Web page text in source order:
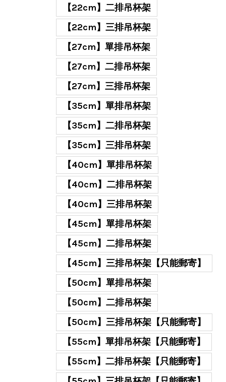
【22cm】二排吊杯架
【22cm】三排吊杯架
【27cm】單排吊杯架
【27cm】二排吊杯架
【27cm】三排吊杯架
【35cm】單排吊杯架
【35cm】二排吊杯架
【35cm】三排吊杯架
【40cm】單排吊杯架
【40cm】二排吊杯架
【40cm】三排吊杯架
【45cm】單排吊杯架
【45cm】二排吊杯架
【45cm】三排吊杯架【只能郵寄】
【50cm】單排吊杯架
【50cm】二排吊杯架
【50cm】三排吊杯架【只能郵寄】
【55cm】單排吊杯架【只能郵寄】
【55cm】二排吊杯架【只能郵寄】